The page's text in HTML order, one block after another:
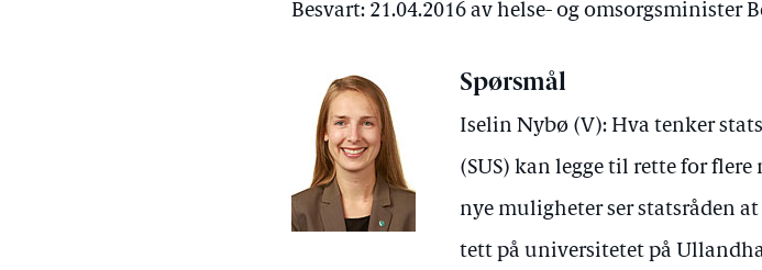
Besvart: 21.04.2016 av helse- og omsorgsminister
Spørsmål
Iselin Nybø (V): Hva tenker
(SUS) kan legge til rette for
nye muligheter ser statsråden
tett på universitetet på